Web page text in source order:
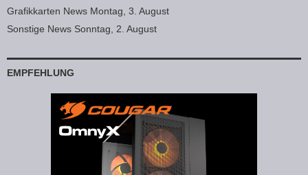
Grafikkarten News Montag, 3. August
Sonstige News Sonntag, 2. August
EMPFEHLUNG